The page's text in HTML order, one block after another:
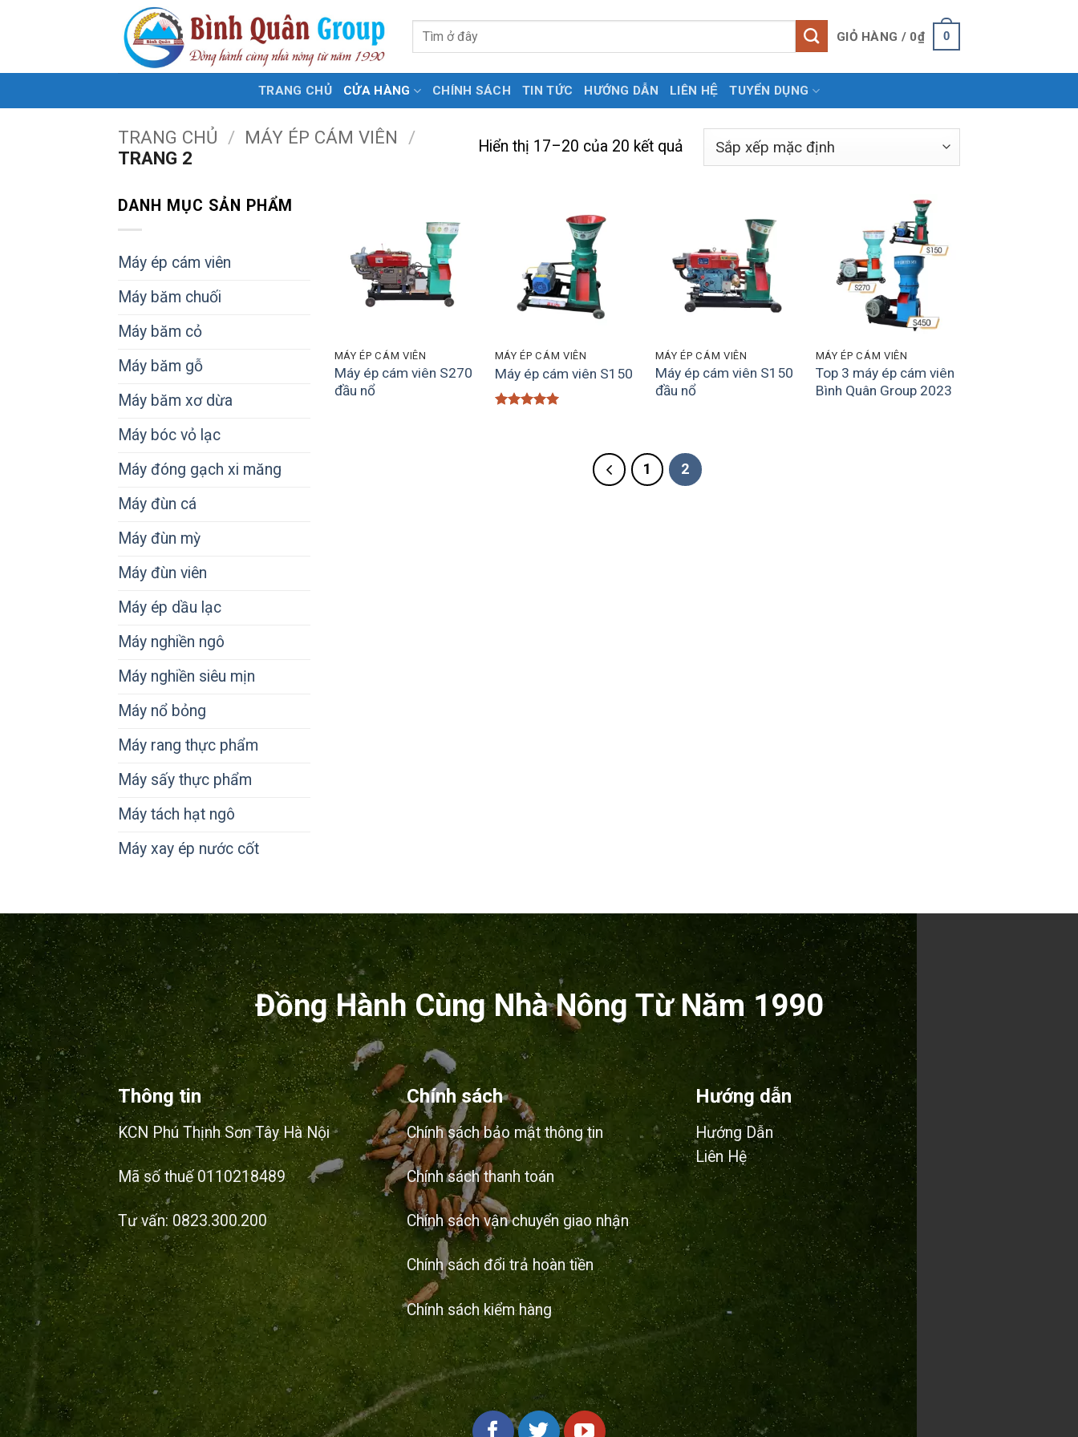
Tìm
GIỎ HÀNG / 0₫ 0
TRANG CHỦ CỬA HÀNG CHÍNH SÁCH TIN TỨC HƯỚNG DẪN LIÊN HỆ TUYỂN DỤNG
TRANG CHỦ / MÁY ÉP CÁM VIÊN
/
TRANG 2
Hiển thị 17–20 của 20 kết quả
DANH MỤC SẢN PHẨM
Máy ép cám viên
Máy băm chuối
Máy băm cỏ
Máy băm gỗ
Máy băm xơ dừa
Máy bóc vỏ lạc
Máy đóng gạch xi măng
Máy đùn cá
Máy đùn mỳ
Máy đùn viên
Máy ép dầu lạc
Máy nghiền ngô
Máy nghiền siêu mịn
Máy nổ bỏng
Máy rang thực phẩm
Máy sấy thực phẩm
Máy tách hạt ngô
Máy xay ép nước cốt
MÁY ÉP CÁM VIÊN
Máy ép cám viên S270
đầu nổ
MÁY ÉP CÁM VIÊN
Máy ép cám viên S150
MÁY ÉP CÁM VIÊN
Máy ép cám viên S150
đầu nổ
MÁY ÉP CÁM VIÊN
Top 3 máy ép cám viên
Bình Quân Group 2023
1 2
Đồng Hành Cùng Nhà Nông Từ Năm 1990
Thông tin
KCN Phú Thịnh Sơn Tây Hà Nội
Mã số thuế 0110218489
Tư vấn: 0823.300.200
Chính sách
Chính sách bảo mật thông tin
Chính sách thanh toán
Chính sách vận chuyển giao nhận
Chính sách đổi trả hoàn tiền
Chính sách kiểm hàng
Hướng dẫn
Hướng Dẫn
Liên Hệ